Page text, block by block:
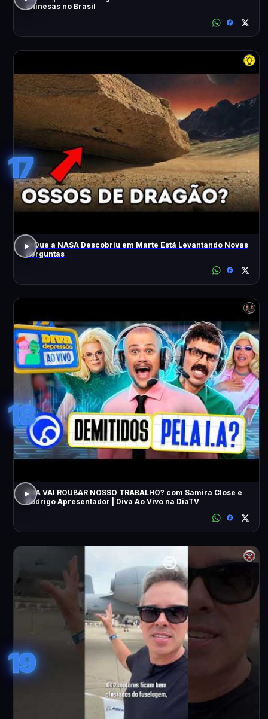
chinesas no Brasil
17
O Que a NASA Descobriu em Marte Está Levantando Novas
Perguntas
18
A IA VAI ROUBAR NOSSO TRABALHO? com Samira Close e
Rodrigo Apresentador | Diva Ao Vivo na DiaTV
19